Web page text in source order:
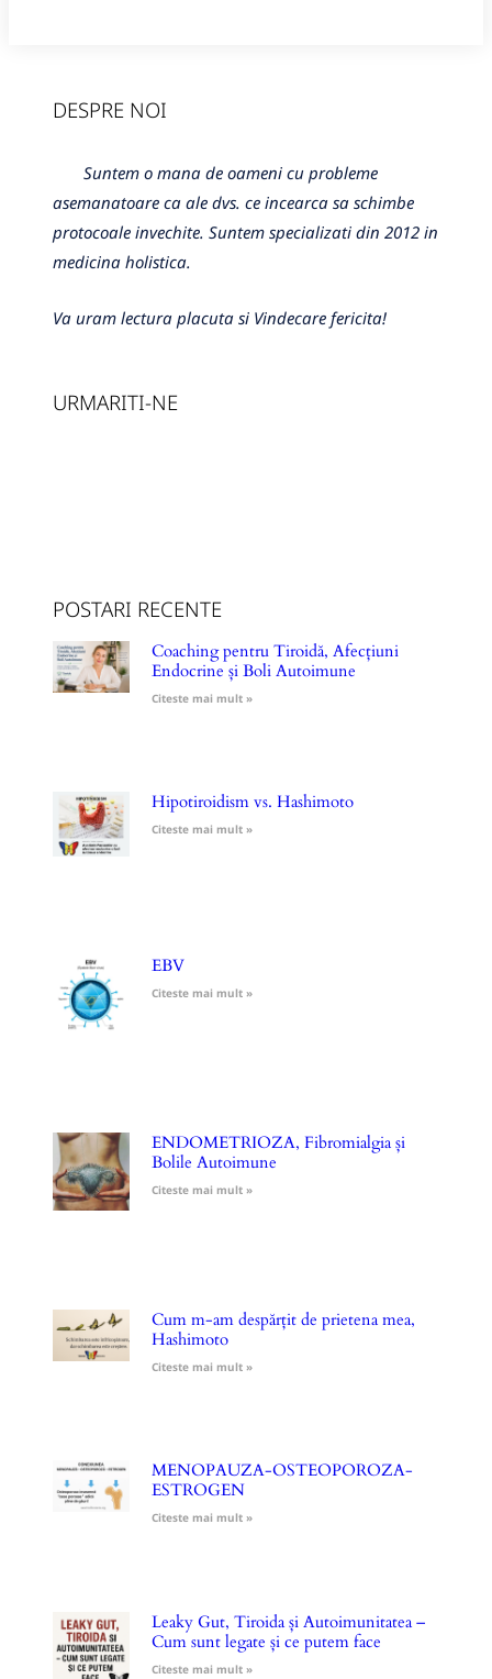
DESPRE NOI
Suntem o mana de oameni cu probleme
asemanatoare ca ale dvs. ce incearca sa schimbe
protocoale invechite. Suntem specializati din 2012 in
medicina holistica.
Va uram lectura placuta si Vindecare fericita!
URMARITI-NE
POSTARI RECENTE
Coaching pentru Tiroidă, Afecțiuni
Endocrine și Boli Autoimune
Citeste mai mult »
Hipotiroidism vs. Hashimoto
Citeste mai mult »
EBV
Citeste mai mult »
ENDOMETRIOZA, Fibromialgia și
Bolile Autoimune
Citeste mai mult »
Cum m-am despărțit de prietena mea,
Hashimoto
Citeste mai mult »
MENOPAUZA-OSTEOPOROZA-
ESTROGEN
Citeste mai mult »
Leaky Gut, Tiroida și Autoimunitatea –
Cum sunt legate și ce putem face
Citeste mai mult »